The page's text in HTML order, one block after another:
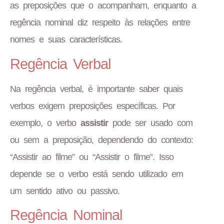
as preposições que o acompanham, enquanto a
regência nominal diz respeito às relações entre
nomes e suas características.
Regência Verbal
Na regência verbal, é importante saber quais
verbos exigem preposições específicas. Por
exemplo, o verbo assistirpode ser usado com
ou sem a preposição, dependendo do contexto:
“Assistir ao filme” ou “Assistir o filme”. Isso
depende se o verbo está sendo utilizado em
um sentido ativo ou passivo.
Regência Nominal